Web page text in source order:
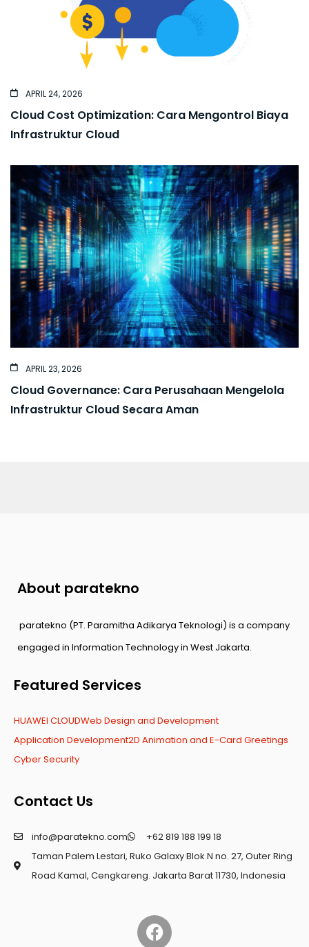
APRIL 24, 2026
Cloud Cost Optimization: Cara Mengontrol Biaya
Infrastruktur Cloud
APRIL 23, 2026
Cloud Governance: Cara Perusahaan Mengelola
Infrastruktur Cloud Secara Aman
About paratekno
paratekno (PT. Paramitha Adikarya Teknologi) is a company
engaged in Information Technology in West Jakarta.
Featured Services
HUAWEI CLOUDWeb Design and Development
Application Development2D Animation and E-Card Greetings
Cyber Security
Contact Us
info@paratekno.com
+62 819 188 199 18
Taman Palem Lestari, Ruko Galaxy Blok N no. 27, Outer Ring
Road Kamal, Cengkareng. Jakarta Barat 11730, Indonesia